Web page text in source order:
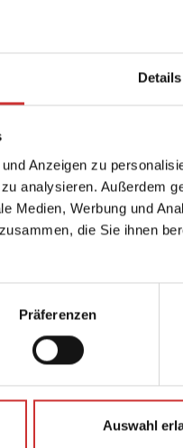
Details
Anzeigen zu
analysieren. Außerdem
Medien, Werbung und
die Sie ihnen
Präferenzen
Auswahl